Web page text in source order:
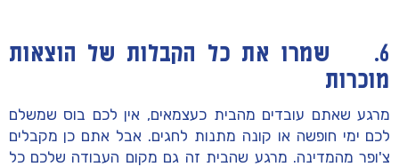
6. שמרו את כל הקבלות של הוצאות
מוכרות
מרגע שאתם עובדים מהבית כעצמאים, אין לכם בוס שמשלם
לכם ימי חופשה או קונה מתנות לחגים. אבל אתם כן מקבלים
צ'ופר מהמדינה. מרגע שהבית זה גם מקום העבודה שלכם כל